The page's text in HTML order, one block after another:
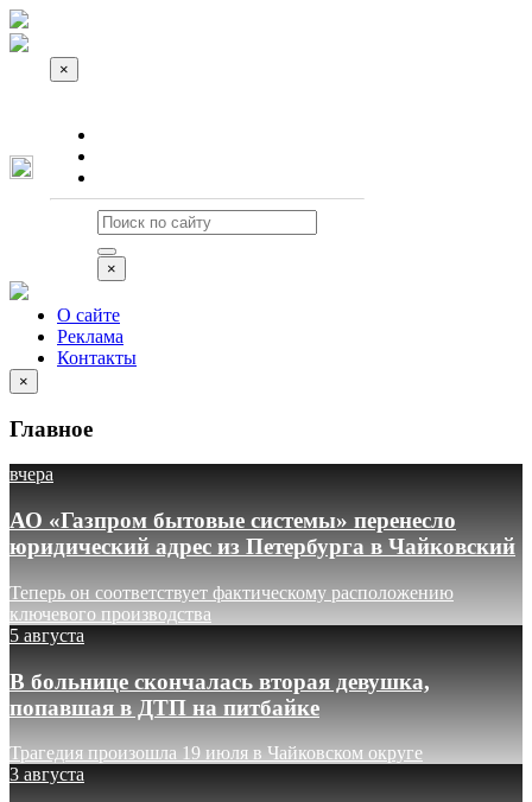
×
×
О сайте
Реклама
Контакты
×
Главное
вчера
АО «Газпром бытовые системы» перенесло
юридический адрес из Петербурга в Чайковский
Теперь он соответствует фактическому расположению
ключевого производства
5 августа
В больнице скончалась вторая девушка,
попавшая в ДТП на питбайке
Трагедия произошла 19 июля в Чайковском округе
3 августа